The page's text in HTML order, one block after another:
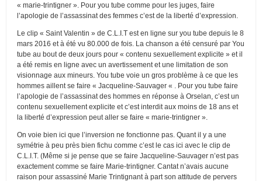
« marie-trintigner ». Pour you tube comme pour les juges, faire
l’apologie de l’assassinat des femmes c’est de la liberté d’expression.
Le clip « Saint Valentin » de C.L.I.T est en ligne sur you tube depuis le 8
mars 2016 et à été vu 80.000 de fois. La chanson a été censuré par You
tube au bout de deux jours pour « contenu sexuellement explicite » et il
a été remis en ligne avec un avertissement et une limitation de son
visionnage aux mineurs. You tube voie un gros problème à ce que les
hommes aillent se faire « Jacqueline-Sauvager « . Pour you tube faire
l’apologie de l’assassinat des hommes en réponse à Orselan, c’est un
contenu sexuellement explicite et c’est interdit aux moins de 18 ans et
la liberté d’expression peut aller se faire « marie-trintigner ».
On voie bien ici que l’inversion ne fonctionne pas. Quant il y a une
symétrie à peu près bien fichu comme c’est le cas ici avec le clip de
C.L.I.T. (Même si je pense que se faire Jacqueline-Sauvager n’est pas
exactement comme se faire Marie-trintigner. Cantat n’avais aucune
raison pour assassiné Marie Trintignant à part son attitude de pervers